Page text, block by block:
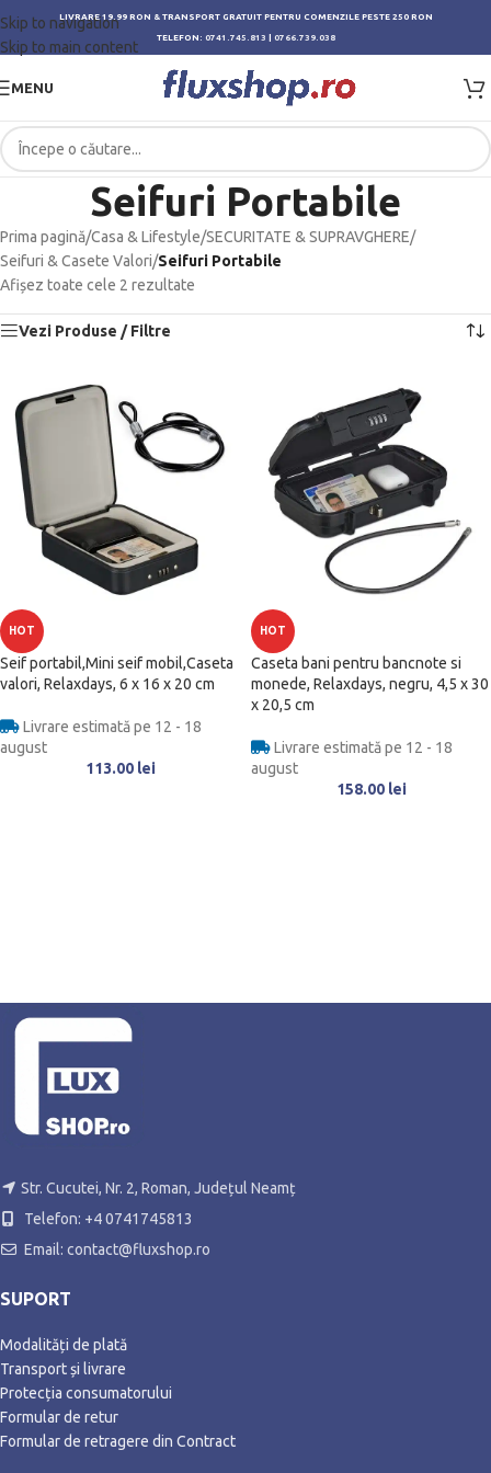
Skip to navigation
Skip to main content
LIVRARE 19.99 RON & TRANSPORT GRATUIT PENTRU COMENZILE PESTE 250 RON
TELEFON: 0741.745.813 0766.739.038
MENU
Seifuri Portabile
Prima pagină/Casa & Lifestyle/SECURITATE & SUPRAVGHERE/
Seifuri & Casete Valori/Seifuri Portabile
Afișez toate cele 2 rezultate
Vezi Produse / Filtre
HOT
Seif portabil,Mini seif mobil,Caseta
valori, Relaxdays, 6 x 16 x 20 cm
Livrare estimată pe 12 - 18
august
113.00 lei
HOT
Caseta bani pentru bancnote si
monede, Relaxdays, negru, 4,5 x 30
x 20,5 cm
Livrare estimată pe 12 - 18
august
158.00 lei
Str. Cucutei, Nr. 2, Roman, Județul Neamț
Telefon: +4 0741745813
Email: contact@fluxshop.ro
SUPORT
Modalități de plată
Transport și livrare
Protecția consumatorului
Formular de retur
Formular de retragere din Contract